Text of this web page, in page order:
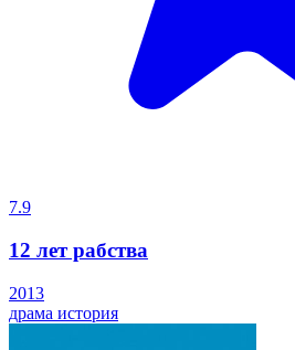
7.9
12 лет рабства
2013
драма история